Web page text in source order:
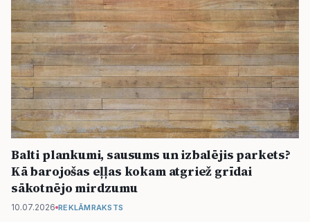
Balti plankumi, sausums un izbalējis parkets?
Kā barojošas eļļas kokam atgriež grīdai
sākotnējo mirdzumu
10.07.2026 REKLĀMRAKSTS